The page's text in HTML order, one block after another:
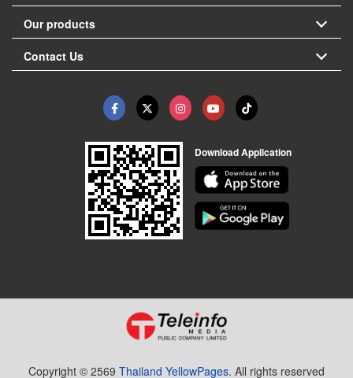
Our products
Contact Us
Download Application
Copyright © 2569 Thailand YellowPages. All rights reserved